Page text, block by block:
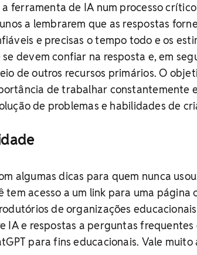
a ferramenta de IA num processo
a lembrarem que as respostas
e precisas o tempo todo e os
devem confiar na resposta e, em
de outros recursos primários. O
de trabalhar constantemente
de problemas e habilidades de
algumas dicas para quem nunca
tem acesso a um link para uma página
de organizações
IA e respostas a perguntas
para fins educacionais. Vale